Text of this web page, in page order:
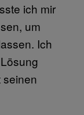
ich mir
um
Ich
seinen